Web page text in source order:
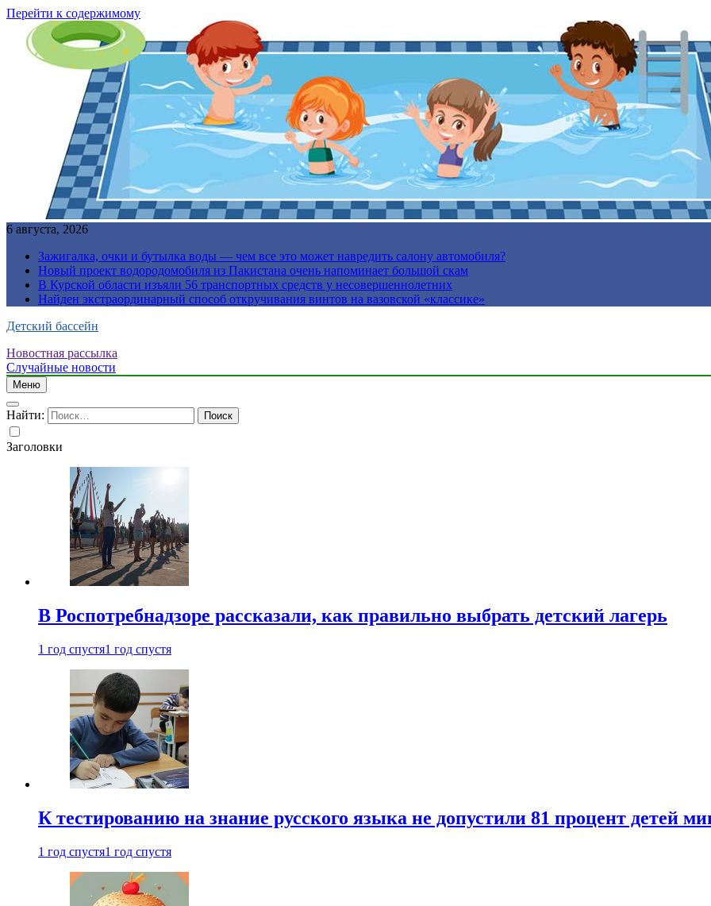
Перейти к содержимому
6 августа, 2026
Зажигалка, очки и бутылка воды — чем все это может навредить салону автомобиля?
Новый проект водородомобиля из Пакистана очень напоминает большой скам
В Курской области изъяли 56 транспортных средств у несовершеннолетних
Найден экстраординарный способ откручивания винтов на вазовской «классике»
Детский бассейн
Новостная рассылка
Случайные новости
Меню
Найти:
Заголовки
В Роспотребнадзоре рассказали, как правильно выбрать детский лагерь
1 год спустя1 год спустя
К тестированию на знание русского языка не допустили 81 процент детей
1 год спустя1 год спустя